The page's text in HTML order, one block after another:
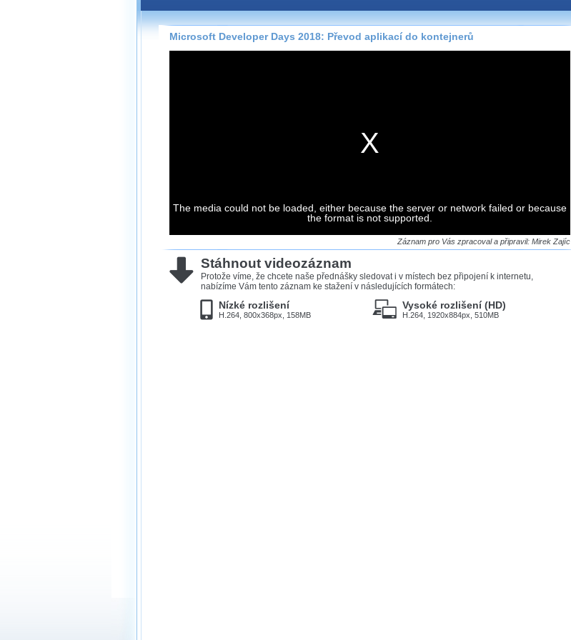
Záznamy na našem webu můžete pohodlně sledovat
přímo na stránce s využitím našehoHTML 5nebo
Silverlightpřehrávače.
neumožňuje, proto umožňujeme stahování vybraných
ve formátu, který není vhodný pro stahování,
proto je ke stažení nenabízíme.
Microsoft Developer Days 2018: Převod aplikací do kontejnerů
The media could not be loaded, either because the server or network failed or because
the format is not supported.
Záznam pro Vás zpracoval a připravil: Mirek Zajíc
Stáhnout videozáznam
Protože víme, že chcete naše přednášky sledovat i v místech bez připojení k internetu,
nabízíme Vám tento záznam ke stažení v následujících formátech:
Nízké rozlišení
H.264, 800x368px, 158MB
Vysoké rozlišení (HD)
H.264, 1920x884px, 510MB